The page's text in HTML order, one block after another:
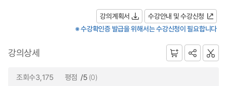
강의계획서
수강안내 및 수강신청
※ 수강확인증 발급을 위해서는 수강신청이 필요합니다
강의상세
조회수3,175 평점 /5 (0)